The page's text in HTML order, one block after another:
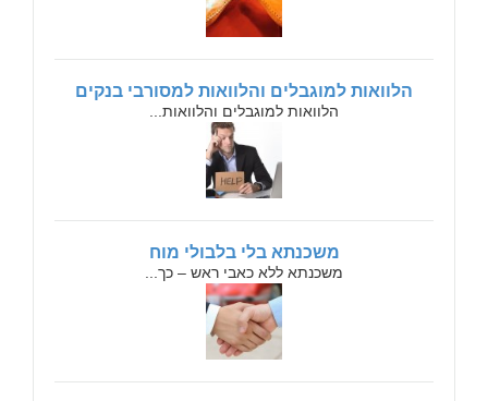
הלוואות למוגבלים והלוואות למסורבי בנקים
הלוואות למוגבלים והלוואות...
משכנתא בלי בלבולי מוח
משכנתא ללא כאבי ראש – כך...